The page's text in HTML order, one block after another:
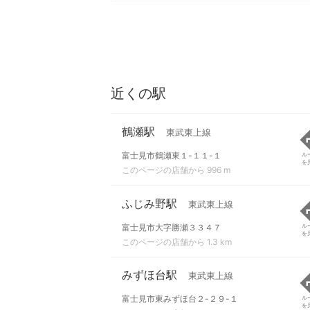
近くの駅
鶴瀬駅 東武東上線
富士見市鶴瀬東１-１１-１
このページの店舗から 996 m
ル
を
ふじみ野駅 東武東上線
富士見市大字勝瀬３３４７
このページの店舗から 1.3 km
ル
を
みずほ台駅 東武東上線
富士見市東みずほ台２-２９-１
ル
を